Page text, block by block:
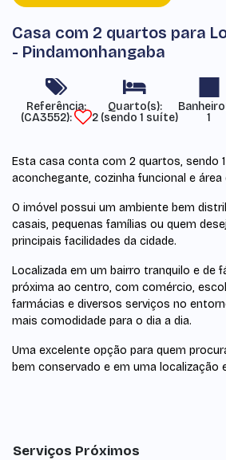
Casa com 2 quartos para
- Pindamonhangaba
Referência:
(CA3552)
2 (sendo 1 suíte) 1
Esta casa conta com 2 quartos, sendo
aconchegante, cozinha funcional e área
O imóvel possui um ambiente bem
casais, pequenas famílias ou quem
principais facilidades da cidade.
Localizada em um bairro tranquilo e de
próxima ao centro, com comércio,
farmácias e diversos serviços no
mais comodidade para o dia a dia.
Uma excelente opção para quem
bem conservado e em uma localização
Serviços Próximos